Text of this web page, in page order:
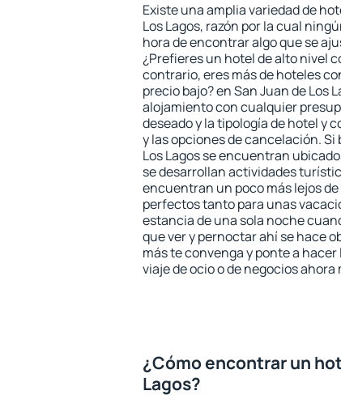
Existe una amplia variedad de
Los Lagos, razón por la cual
hora de encontrar algo que se
¿Prefieres un hotel de alto nivel
contrario, eres más de hoteles
precio bajo? en San Juan de Los
alojamiento con cualquier
deseado y la tipología de hotel y
y las opciones de cancelación.
Los Lagos se encuentran
se desarrollan actividades
encuentran un poco más lejos
perfectos tanto para unas
estancia de una sola noche
que ver y pernoctar ahí se hace
más te convenga y ponte a
viaje de ocio o de negocios ahora
¿Cómo encontrar un
Lagos?